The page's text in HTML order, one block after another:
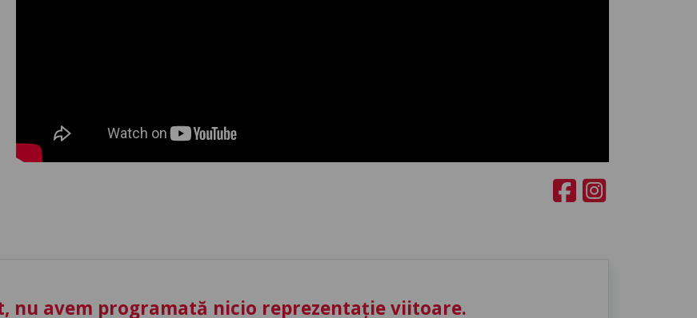
nu avem programată nicio reprezentație viitoare.